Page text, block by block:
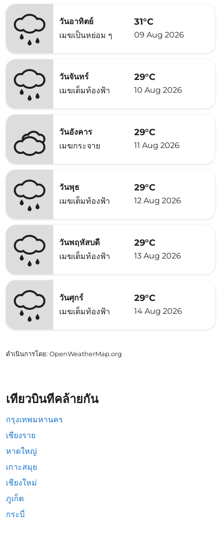
วันอาทิตย์
เมฆเป็นหย่อม ๆ
31°C
09 Aug 2026
วันจันทร์
เมฆเต็มท้องฟ้า
29°C
10 Aug 2026
วันอังคาร
เมฆกระจาย
29°C
11 Aug 2026
วันพุธ
เมฆเต็มท้องฟ้า
29°C
12 Aug 2026
วันพฤหัสบดี
เมฆเต็มท้องฟ้า
29°C
13 Aug 2026
วันศุกร์
เมฆเต็มท้องฟ้า
29°C
14 Aug 2026
ดำเนินการโดย: OpenWeatherMap.org
เที่ยวบินที่คล้ายกัน
กรุงเทพมหานคร
เชียงราย
หาดใหญ่
เกาะสมุย
เชียงใหม่
ภูเก็ต
กระบี่